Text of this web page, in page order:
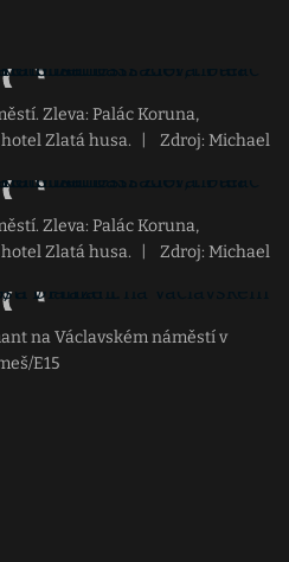
Zleva: Palác Koruna,
Zlatá husa.
Zdroj: Michael
Zleva: Palác Koruna,
Zlatá husa.
Zdroj: Michael
na Václavském náměstí v
E15